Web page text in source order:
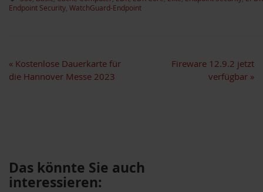
Endpoint Security WatchGuard-Endpoint
« Kostenlose Dauerkarte für
die Hannover Messe 2023
Fireware 12.9.2 jetzt
verfügbar »
Das könnte Sie auch
interessieren: